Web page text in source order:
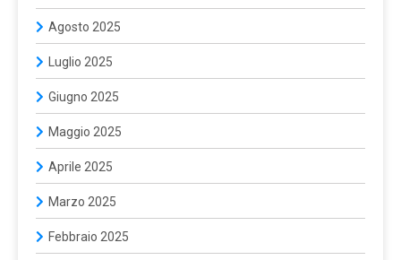
Agosto 2025
Luglio 2025
Giugno 2025
Maggio 2025
Aprile 2025
Marzo 2025
Febbraio 2025